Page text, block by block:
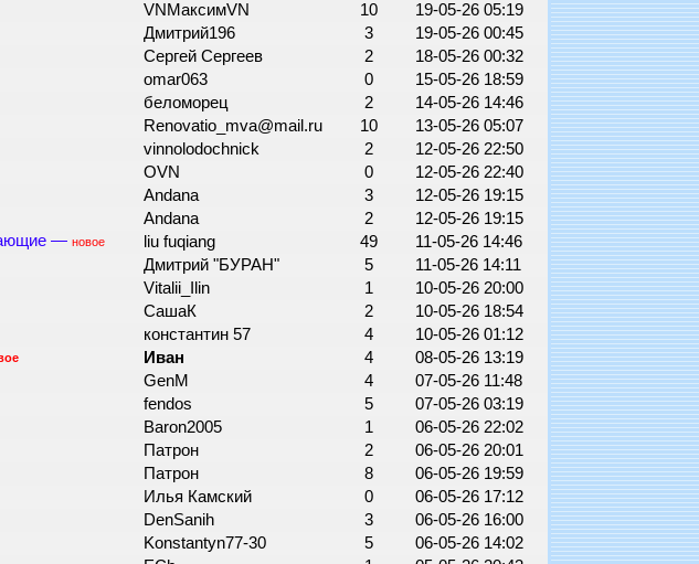
VNМаксимVN 10
19-05-26 05:19
Дмитрий196 3
19-05-26 00:45
Сергей Сергеев 2
18-05-26 00:32
omar063 0
15-05-26 18:59
беломорец 2
14-05-26 14:46
Renovatio_mva@mail.ru 10
13-05-26 05:07
vinnolodochnick 2
12-05-26 22:50
OVN 0
12-05-26 22:40
Andana 3
12-05-26 19:15
Andana 2
12-05-26 19:15
— новое liu fuqiang 49
11-05-26 14:46
Дмитрий "БУРАН" 5
11-05-26 14:11
Vitalii_Ilin 1
10-05-26 20:00
СашаК 2
10-05-26 18:54
константин 57 4
10-05-26 01:12
Иван 4
08-05-26 13:19
GenM 4
07-05-26 11:48
fendos 5
07-05-26 03:19
Baron2005 1
06-05-26 22:02
Патрон 2
06-05-26 20:01
Патрон 8
06-05-26 19:59
Илья Камский 0
06-05-26 17:12
DenSanih 3
06-05-26 16:00
Konstantyn77-30 5
06-05-26 14:02